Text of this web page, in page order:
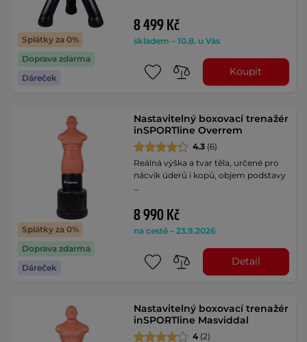
Splátky za 0%
Doprava zdarma
Dáreček
8 499 Kč
skladem – 10.8. u Vás
Koupit
Splátky za 0%
Doprava zdarma
Dáreček
Nastavitelný boxovací trenažér
inSPORTline Overrem
4.3 (6)
Reálná výška a tvar těla, určené pro
nácvik úderů i kopů, objem podstavy
8 990 Kč
na cestě – 23.9.2026
Detail
Nastavitelný boxovací trenažér
inSPORTline Masviddal
4 (2)